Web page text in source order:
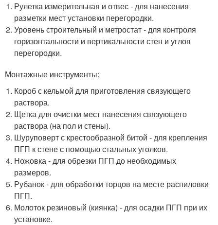
Рулетка измерительная и отвес - для нанесения
разметки мест установки перегородки.
Уровень строительный и метростат - для контроля
горизонтальности и вертикальности стен и углов
перегородки.
Монтажные инструменты:
Короб с кельмой для приготовления связующего
раствора.
Щетка для очистки мест нанесения связующего
раствора (на пол и стены).
Шуруповерт с крестообразной битой - для крепления
ПГП к стене с помощью стальных уголков.
Ножовка - для обрезки ПГП до необходимых
размеров.
Рубанок - для обработки торцов на месте распиловки
ПГП.
Молоток резиновый (киянка) - для осадки ПГП при их
установке.